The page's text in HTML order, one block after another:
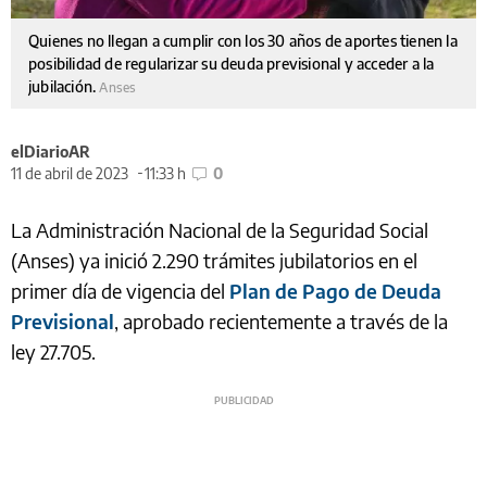
Quienes no llegan a cumplir con los 30 años de aportes tienen la
posibilidad de regularizar su deuda previsional y acceder a la
jubilación.Anses
elDiarioAR
11 de abril de 2023
11:33 h 0
La Administración Nacional de la Seguridad Social
(Anses) ya inició 2.290 trámites jubilatorios en el
primer día de vigencia del Plan de Pago de Deuda
Previsional, aprobado recientemente a través de la
ley 27.705.